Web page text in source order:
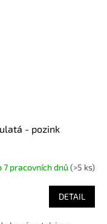
- pozink
7 pracovních dnů (>5 ks)
DETAIL